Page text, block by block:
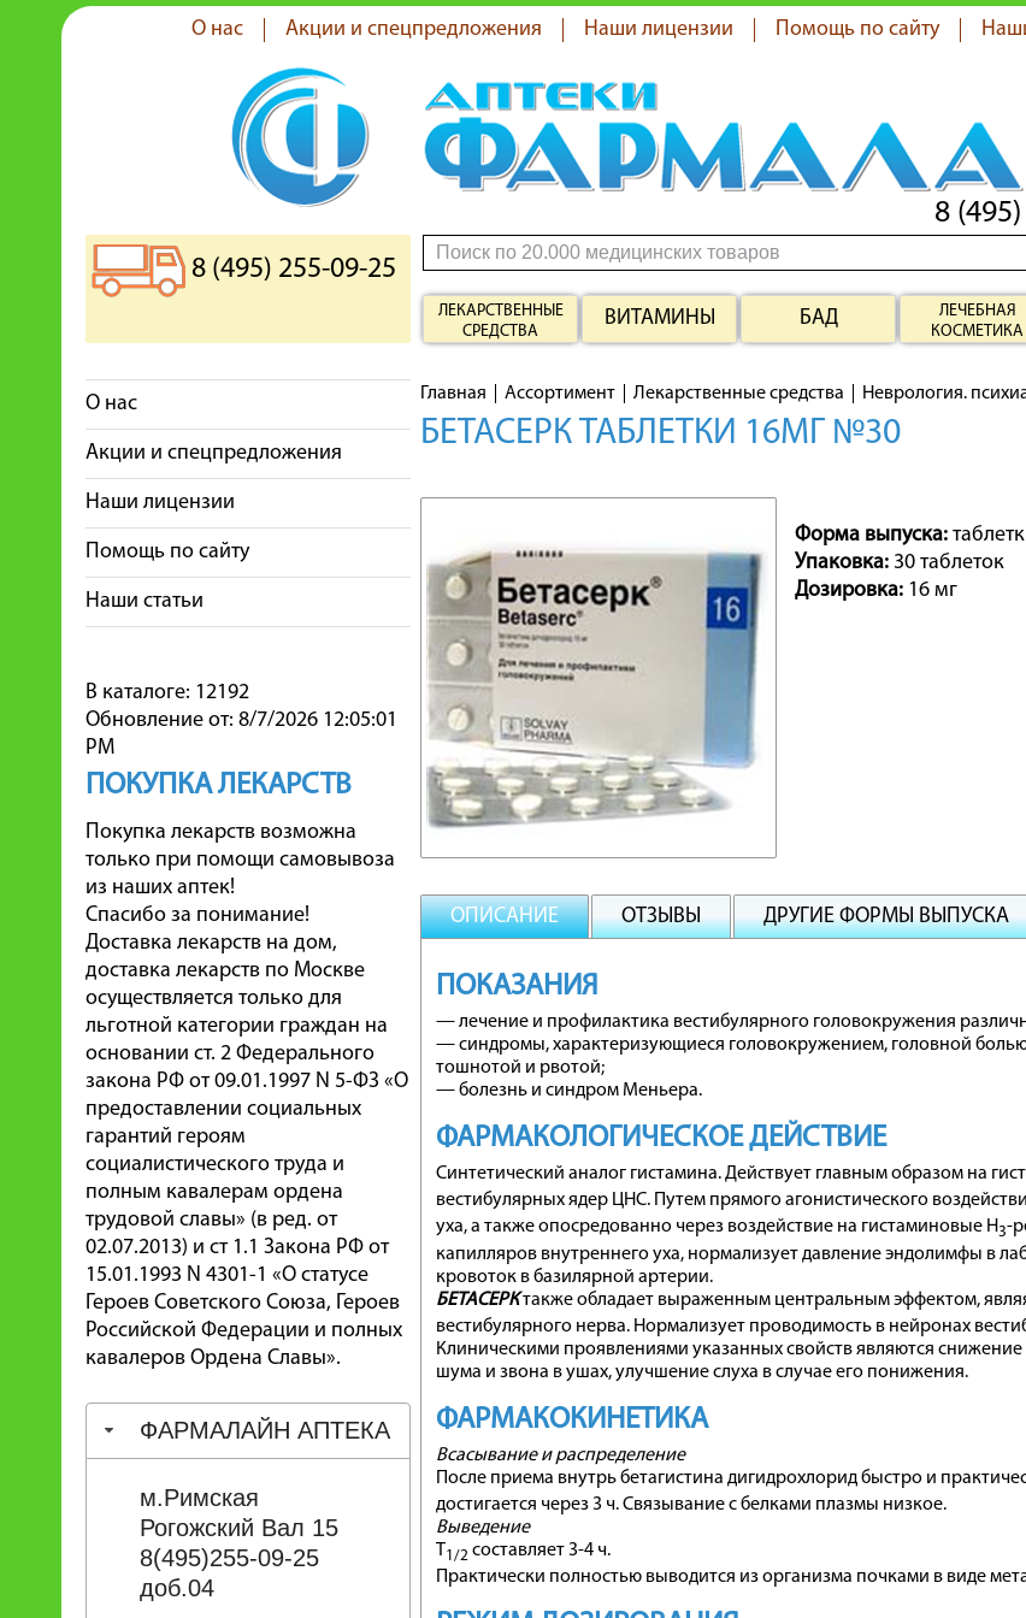
О нас Акции и спецпредложения Наши лицензии Помощь по сайту
8
8 (495) 255-09-25
ЛЕКАРСТВЕННЫЕ
СРЕДСТВА
ВИТАМИНЫ БАД
ЛЕЧЕБНАЯ
КОСМЕТИКА
О нас
Акции и спецпредложения
Наши лицензии
Помощь по сайту
Наши статьи
В каталоге: 12192
Обновление от: 8/7/2026 12:05:01
PM
ПОКУПКА ЛЕКАРСТВ
Покупка лекарств возможна
только при помощи самовывоза
из наших аптек!
Спасибо за понимание!
Доставка лекарств на дом,
доставка лекарств по Москве
осуществляется только для
льготной категории граждан на
основании ст. 2 Федерального
закона РФ от 09.01.1997 N 5-ФЗ «О
предоставлении социальных
гарантий героям
социалистического труда и
полным кавалерам ордена
трудовой славы» (в ред. от
02.07.2013) и ст 1.1 Закона РФ от
15.01.1993 N 4301-1 «О статусе
Героев Советского Союза, Героев
Российской Федерации и полных
кавалеров Ордена Славы».
ФАРМАЛАЙН АПТЕКА
м.Римская
Рогожский Вал 15
8(495)255-09-25
доб.04
Главная Ассортимент Лекарственные средства Неврология.
БЕТАСЕРК ТАБЛЕТКИ 16МГ №30
Форма выпуска:
Упаковка: 30 таблеток
Дозировка: 16 мг
ОПИСАНИЕ ОТЗЫВЫ ДРУГИЕ ФОРМЫ ВЫПУСКА
ПОКАЗАНИЯ
— лечение и профилактика вестибулярного головокружения
— синдромы, характеризующиеся головокружением, головной
тошнотой и рвотой;
— болезнь и синдром Меньера.
ФАРМАКОЛОГИЧЕСКОЕ ДЕЙСТВИЕ
Синтетический аналог гистамина. Действует главным образом на
вестибулярных ядер ЦНС. Путем прямого агонистического
уха, а также опосредованно через воздействие на гистаминовые H3-
капилляров внутреннего уха, нормализует давление эндолимфы в
кровоток в базилярной артерии.
БЕТАСЕРКтакже обладает выраженным центральным эффектом,
вестибулярного нерва. Нормализует проводимость в нейронах
Клиническими проявлениями указанных свойств являются
шума и звона в ушах, улучшение слуха в случае его понижения.
ФАРМАКОКИНЕТИКА
Всасывание и распределение
После приема внутрь бетагистина дигидрохлорид быстро и
достигается через 3 ч. Связывание с белками плазмы низкое.
Выведение
T1/2 составляет 3-4 ч.
Практически полностью выводится из организма почками в виде